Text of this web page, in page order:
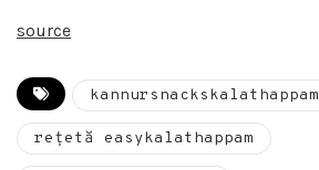
source
kannursnackskalathappam
rețetă easykalathappam